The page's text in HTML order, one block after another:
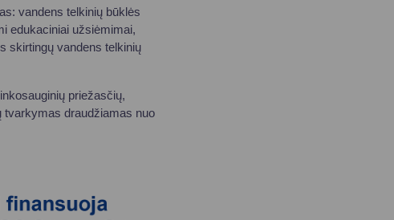
vandens telkinių būklės
edukaciniai užsiėmimai,
skirtingų vandens telkinių
priežasčių,
tvarkymas draudžiamas nuo